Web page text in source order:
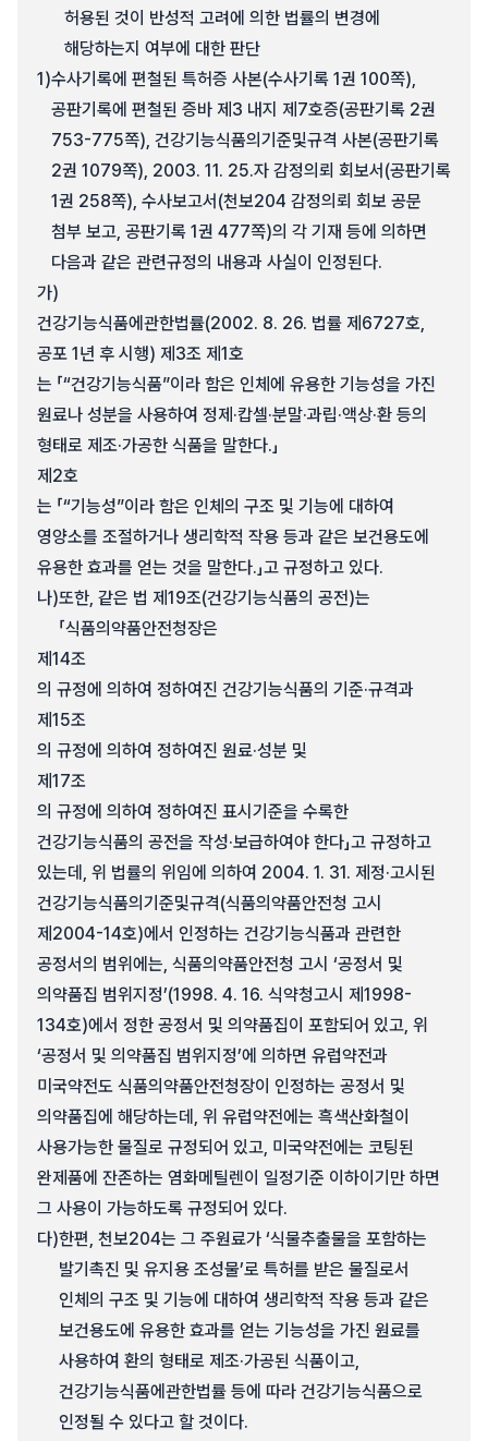
허용된 것이 반성적 고려에 의한 법률의 변경에
해당하는지 여부에 대한 판단
1)수사기록에 편철된 특허증 사본(수사기록 1권 100쪽),
공판기록에 편철된 증바 제3 내지 제7호증(공판기록 2권
753-775쪽), 건강기능식품의기준및규격 사본(공판기록
2권 1079쪽), 2003. 11. 25.자 감정의뢰 회보서(공판기록
1권 258쪽), 수사보고서(천보204 감정의뢰 회보 공문
첨부 보고, 공판기록 1권 477쪽)의 각 기재 등에 의하면
다음과 같은 관련규정의 내용과 사실이 인정된다.
가)
건강기능식품에관한법률(2002. 8. 26. 법률 제6727호,
공포 1년 후 시행) 제3조 제1호
는 「“건강기능식품”이라 함은 인체에 유용한 기능성을 가진
원료나 성분을 사용하여 정제·캅셀·분말·과립·액상·환 등의
형태로 제조·가공한 식품을 말한다.」
제2호
는 「“기능성”이라 함은 인체의 구조 및 기능에 대하여
영양소를 조절하거나 생리학적 작용 등과 같은 보건용도에
유용한 효과를 얻는 것을 말한다.」고 규정하고 있다.
나)또한, 같은 법 제19조(건강기능식품의 공전)는
「식품의약품안전청장은
제14조
의 규정에 의하여 정하여진 건강기능식품의 기준·규격과
제15조
의 규정에 의하여 정하여진 원료·성분 및
제17조
의 규정에 의하여 정하여진 표시기준을 수록한
건강기능식품의 공전을 작성·보급하여야 한다」고 규정하고
있는데, 위 법률의 위임에 의하여 2004. 1. 31. 제정·고시된
건강기능식품의기준및규격(식품의약품안전청 고시
제2004-14호)에서 인정하는 건강기능식품과 관련한
공정서의 범위에는, 식품의약품안전청 고시 ‘공정서 및
의약품집 범위지정’(1998. 4. 16. 식약청고시 제1998-
134호)에서 정한 공정서 및 의약품집이 포함되어 있고, 위
‘공정서 및 의약품집 범위지정’에 의하면 유럽약전과
미국약전도 식품의약품안전청장이 인정하는 공정서 및
의약품집에 해당하는데, 위 유럽약전에는 흑색산화철이
사용가능한 물질로 규정되어 있고, 미국약전에는 코팅된
완제품에 잔존하는 염화메틸렌이 일정기준 이하이기만 하면
그 사용이 가능하도록 규정되어 있다.
다)한편, 천보204는 그 주원료가 ‘식물추출물을 포함하는
발기촉진 및 유지용 조성물’로 특허를 받은 물질로서
인체의 구조 및 기능에 대하여 생리학적 작용 등과 같은
보건용도에 유용한 효과를 얻는 기능성을 가진 원료를
사용하여 환의 형태로 제조·가공된 식품이고,
건강기능식품에관한법률 등에 따라 건강기능식품으로
인정될 수 있다고 할 것이다.